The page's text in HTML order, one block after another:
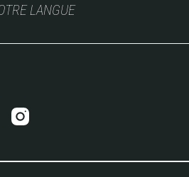
LANGUE